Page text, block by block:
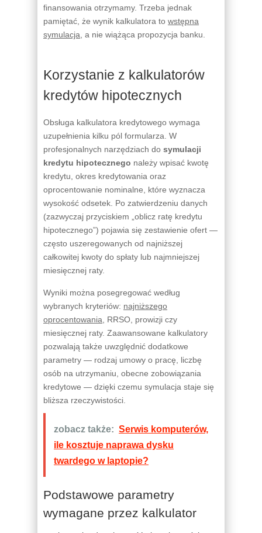
finansowania otrzymamy. Trzeba jednak
pamiętać, że wynik kalkulatora to wstępna
symulacja , a nie wiążąca propozycja banku.
Korzystanie z kalkulatorów
kredytów hipotecznych
Obsługa kalkulatora kredytowego wymaga
uzupełnienia kilku pól formularza. W
profesjonalnych narzędziach do symulacji
kredytu hipotecznego należy wpisać kwotę
kredytu, okres kredytowania oraz
oprocentowanie nominalne, które wyznacza
wysokość odsetek. Po zatwierdzeniu danych
(zazwyczaj przyciskiem „oblicz ratę kredytu
hipotecznego”) pojawia się zestawienie ofert —
często uszeregowanych od najniższej
całkowitej kwoty do spłaty lub najmniejszej
miesięcznej raty.
Wyniki można posegregować według
wybranych kryteriów: najniższego
oprocentowania , RRSO, prowizji czy
miesięcznej raty. Zaawansowane kalkulatory
pozwalają także uwzględnić dodatkowe
parametry — rodzaj umowy o pracę, liczbę
osób na utrzymaniu, obecne zobowiązania
kredytowe — dzięki czemu symulacja staje się
bliższa rzeczywistości.
zobacz także: Serwis komputerów,
ile kosztuje naprawa dysku
twardego w laptopie?
Podstawowe parametry
wymagane przez kalkulator